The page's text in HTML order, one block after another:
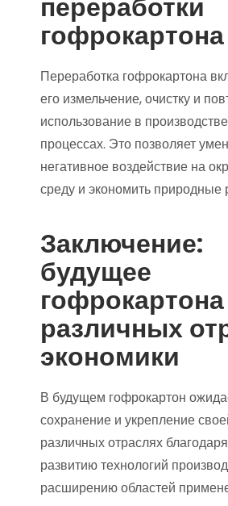
гофрокартона
Переработка гофрокартона
его измельчение, очистку и
использование в
процессах. Это позволяет
негативное воздействие на
среду и экономить природные
Заключение:
будущее
различных
экономики
В будущем гофрокартон
сохранение и укрепление
различных отраслях
развитию технологий
расширению областей